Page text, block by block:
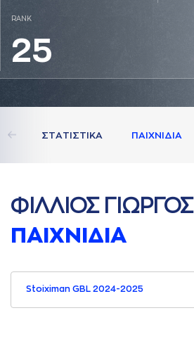
RANK
25
ΣΤAΤΙΣΤΙΚA ΠAΙΧΝΙΔΙA
ΦΙΛΛΙΟΣ ΓΙΩΡΓΟΣ
ΠAΙΧΝΙΔΙA
Stoiximan GBL 2024-2025